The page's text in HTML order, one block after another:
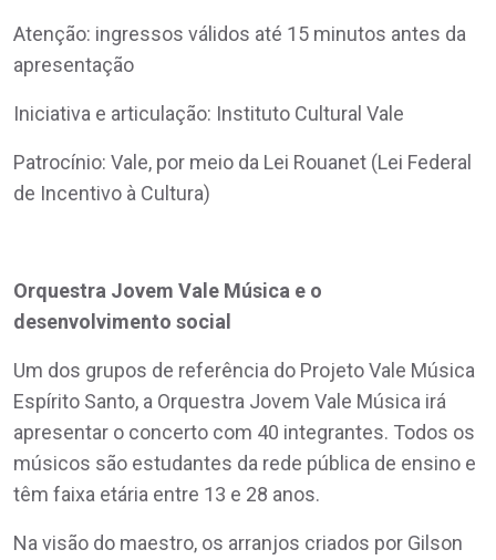
Atenção: ingressos válidos até 15 minutos antes da
apresentação
Iniciativa e articulação: Instituto Cultural Vale
Patrocínio: Vale, por meio da Lei Rouanet (Lei Federal
de Incentivo à Cultura)
Orquestra Jovem Vale Música e o
desenvolvimento social
Um dos grupos de referência do Projeto Vale Música
Espírito Santo, a Orquestra Jovem Vale Música irá
apresentar o concerto com 40 integrantes. Todos os
músicos são estudantes da rede pública de ensino e
têm faixa etária entre 13 e 28 anos.
Na visão do maestro, os arranjos criados por Gilson